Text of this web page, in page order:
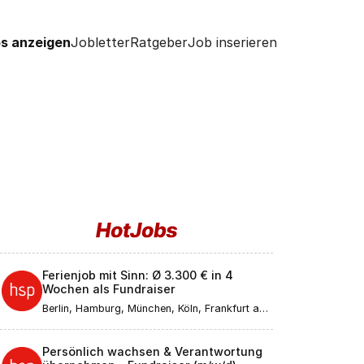
anzeigenJobletterRatgeberJob inserieren
Ferienjob mit Sinn: Ø 3.300 € in 4
Wochen als Fundraiser
Berlin, Hamburg, München, Köln, Frankfurt am
Dortmund, Bremen, Essen, Dresden, Hannover,
Nürnberg, Duisburg, Bochum, Wuppertal,
Bielefeld, Bonn, Mannheim, Karlsruhe, Münster,
Persönlich wachsen & Verantwortung